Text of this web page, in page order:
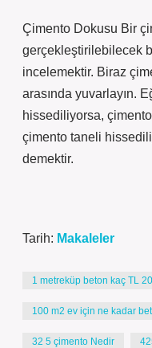
Çimento Dokusu Bir
gerçekleştirilebilecek
incelemektir. Biraz
arasında yuvarlayın.
hissediliyorsa,
çimento taneli
demektir.
Tarih: Makaleler
1 metreküp beton kaç TL
100 m2 ev için ne kadar
32 5 çimento Nedir